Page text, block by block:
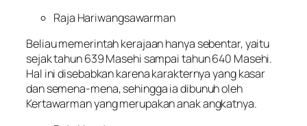
Raja Hariwangsawarman
Beliau memerintah kerajaan hanya sebentar, yaitu
sejak tahun 639 Masehi sampai tahun 640 Masehi.
Hal ini disebabkan karena karakternya yang kasar
dan semena-mena, sehingga ia dibunuh oleh
Kertawarman yang merupakan anak angkatnya.